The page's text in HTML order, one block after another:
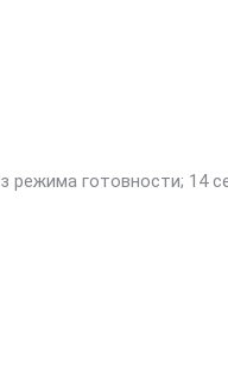
режима готовности; 14